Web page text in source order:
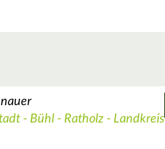
- Bühl - Ratholz - Landkreis